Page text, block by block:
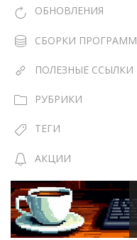
ОБНОВЛЕНИЯ
СБОРКИ ПРОГРАММ
ПОЛЕЗНЫЕ ССЫЛКИ
РУБРИКИ
ТЕГИ
АКЦИИ